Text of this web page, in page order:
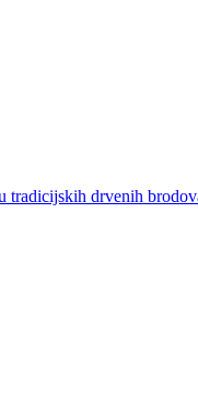
tradicijskih drvenih